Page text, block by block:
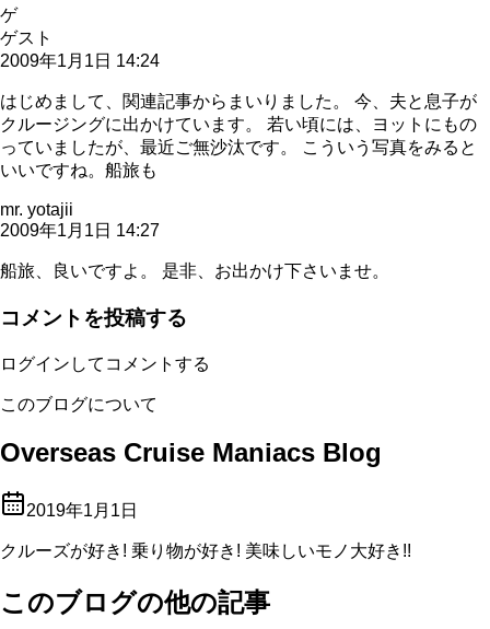
ゲ
ゲスト
2009年1月1日 14:24
はじめまして、関連記事からまいりました。 今、夫と息子が
クルージングに出かけています。 若い頃には、ヨットにもの
っていましたが、最近ご無沙汰です。 こういう写真をみると
いいですね。船旅も
mr. yotajii
2009年1月1日 14:27
船旅、良いですよ。 是非、お出かけ下さいませ。
コメントを投稿する
ログインしてコメントする
このブログについて
Overseas Cruise Maniacs Blog
2019年1月1日
クルーズが好き! 乗り物が好き! 美味しいモノ大好き!!
このブログの他の記事